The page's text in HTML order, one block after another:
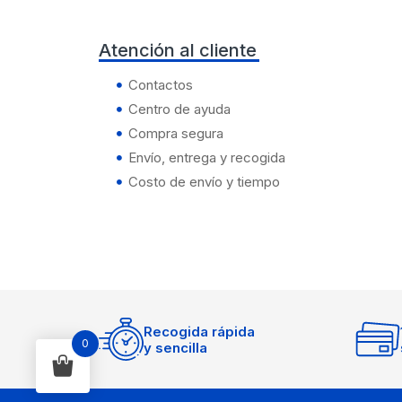
Atención al cliente
Contactos
Centro de ayuda
Compra segura
Envío, entrega y recogida
Costo de envío y tiempo
Recogida rápida
y sencilla
0